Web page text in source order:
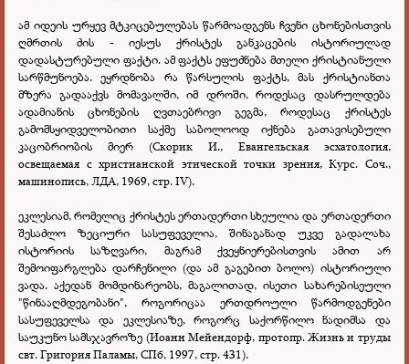
ამ იდეის ურყევ მტკიცებულებას წარმოადგენს ჩვენი ცხონებისთვის
ღმრთის ძის - იესუს ქრისტეს განკაცების ისტორიულად
დადასტურებული ფაქტი. ამ ფაქტს ეფუძნება მთელი ქრისტიანული
სარწმუნოება. ეყრდნობა რა წარსულის ფაქტს, მას ქრისტიანთა
მზერა გადააქვს მომავალში, იმ დროში, როდესაც დასრულდება
ადამიანის ცხონების ღვთაებრივი გეგმა, როდესაც ქრისტეს
გამომსყიდველობითი საქმე საბოლოოდ იქნება გათავისებული
კაცობრიობის მიერ (Скорик И., Евангельская эсхатология,
освещаемая с христианской этической точки зрения, Курс. Соч.,
машинопись, ЛДА, 1969, стр. IV).
ეკლესიამ, რომელიც ქრისტეს ერთადერთი სხეულია და ერთადერთი
შესაძლო ზეციური სასუფეველია, შინაგანად უკვე გადალახა
ისტორიის საზღვარი, მაგრამ ქვეყნიერებისთვის ამით არ
შემოიფარგლება დარჩენილი (და ამ გაგებით ბოლო) ისტორიული
ვადა. აქედან მომდინარეობს, მაგალითად, ისეთი სახარებისეული
"წინააღმდეგობანი", როგორიცაა ერთდროული წარმოდგენები
სასუფეველსა და ეკლესიაზე, როგორც საქორწილო ნადიმსა და
საუკუნო სამსჯავროზე (Иоанн Мейендорф, протопр. Жизнь и труды
свт. Григория Паламы, СПб, 1997, стр. 431).